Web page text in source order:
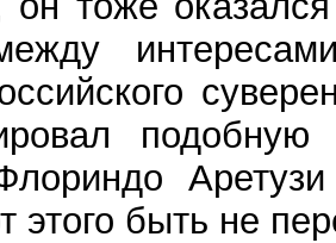
подобную
этого быть не